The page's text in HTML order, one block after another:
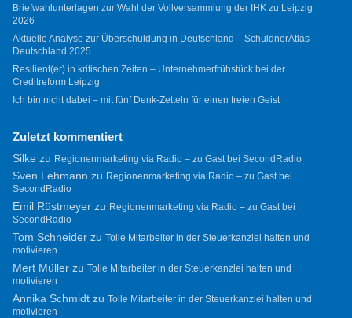
Briefwahlunterlagen zur Wahl der Vollversammlung der IHK zu Leipzig
2026
Aktuelle Analyse zur Überschuldung in Deutschland – SchuldnerAtlas
Deutschland 2025
Resilient(er) in kritischen Zeiten – Unternehmerfrühstück bei der
Creditreform Leipzig
Ich bin nicht dabei – mit fünf Denk-Zetteln für einen freien Geist
Zuletzt kommentiert
Silkezu Regionenmarketing via Radio – zu Gast bei SecondRadio
Sven Lehmann zu Regionenmarketing via Radio – zu Gast bei
SecondRadio
Emil Rüstmeyerzu Regionenmarketing via Radio – zu Gast bei
SecondRadio
Tom Schneiderzu Tolle Mitarbeiter in der Steuerkanzlei halten und
motivieren
Mert Müllerzu Tolle Mitarbeiter in der Steuerkanzlei halten und
motivieren
Annika Schmidtzu Tolle Mitarbeiter in der Steuerkanzlei halten und
motivieren